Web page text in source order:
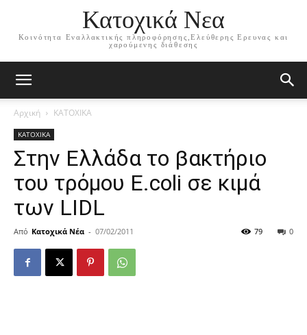
Κατοχικά Νεα
Κοινότητα Εναλλακτικής πληροφόρησης,Ελεύθερης Ερευνας και
χαρούμενης διάθεσης
Αρχική ΚΑΤΟΧΙΚΑ
ΚΑΤΟΧΙΚΑ
Στην Ελλάδα το βακτήριο
του τρόμου E.coli σε κιμά
των LIDL
Από Κατοχικά Νέα - 07/02/2011 0
79